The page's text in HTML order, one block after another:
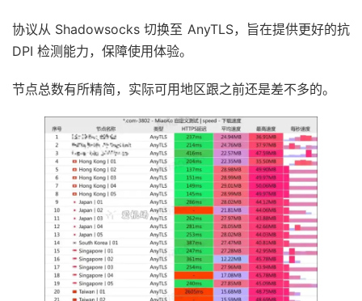
协议从 Shadowsocks 切换至 AnyTLS，旨在提供更好的抗
DPI 检测能力，保障使用体验。
节点总数有所精简，实际可用地区跟之前还是差不多的。